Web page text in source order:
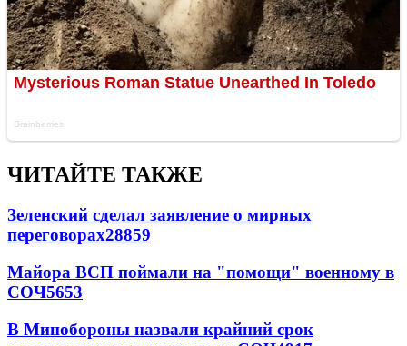
ЧИТАЙТЕ ТАКЖЕ
Зеленский сделал заявление о мирных
переговорах28859
Майора ВСП поймали на "помощи" военному в
СОЧ5653
В Минобороны назвали крайний срок